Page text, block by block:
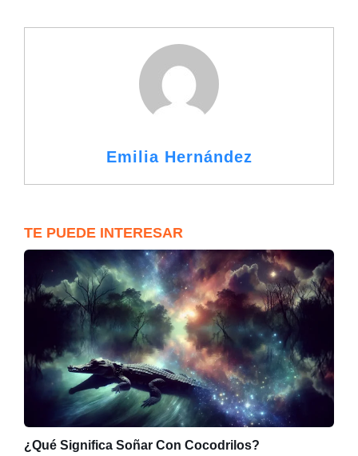
Emilia Hernández
TE PUEDE INTERESAR
¿Qué Significa Soñar Con Cocodrilos?